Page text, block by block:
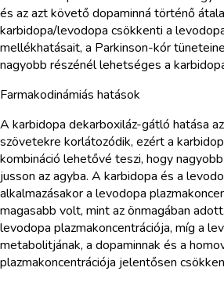
és az azt követő dopaminná történő
karbidopa/levodopa csökkenti a
mellékhatásait, a Parkinson-kór
nagyobb részénél lehetséges a
Farmakodinámiás hatások
A karbidopa dekarboxiláz-gátló hatása
szövetekre korlátozódik, ezért a
kombináció lehetővé teszi, hogy
jusson az agyba. A karbidopa és a
alkalmazásakor a levodopa
magasabb volt, mint az önmagában
levodopa plazmakoncentrációja, míg a
metabolitjának, a dopaminnak és a
plazmakoncentrációja jelentősen